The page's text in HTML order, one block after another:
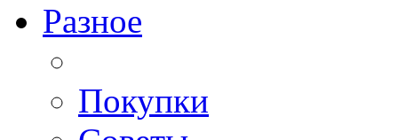
Разное
Покупки